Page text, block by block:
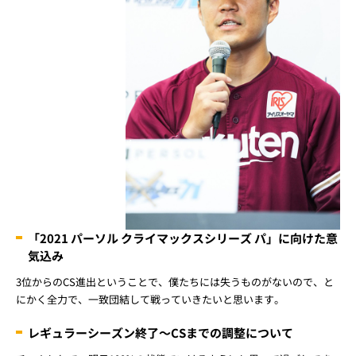
「2021 パーソル クライマックスシリーズ パ」に向けた意
気込み
3位からのCS進出ということで、僕たちには失うものがないので、と
にかく全力で、一致団結して戦っていきたいと思います。
レギュラーシーズン終了～CSまでの調整について